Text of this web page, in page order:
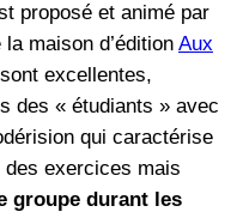
proposé et animé par
maison d’édition Aux
excellentes,
des « étudiants » avec
qui caractérise
exercices mais
groupe durant les